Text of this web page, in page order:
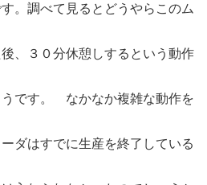
。調べて見るとどうやらこのム
、３０分休憩しするという動作
うです。 なかなか複雑な動作を
ダはすでに生産を終了している